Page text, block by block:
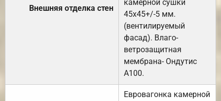
Внешняя отделка стен
камерной сушки
45х45+/-5 мм.
(вентилируемый
фасад). Влаго-
ветрозащитная
мембрана- Ондутис
А100.
Евровагонка камерной